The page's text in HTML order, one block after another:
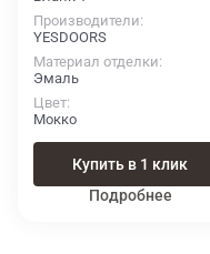
Производители
YESDOORS
Материал отделки
Эмаль
Цвет
Мокко
Купить в 1 клик
Подробнее